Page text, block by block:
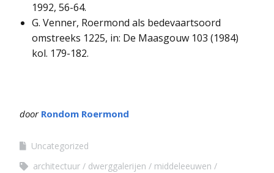
1992, 56-64.
G. Venner, Roermond als bedevaartsoord
omstreeks 1225, in: De Maasgouw 103 (1984)
kol. 179-182.
door Rondom Roermond
Uncategorized
architectuur
dwerggalerijen
middeleeuwen